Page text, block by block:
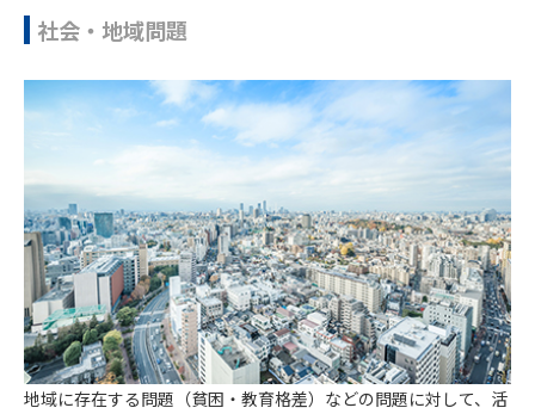
社会・地域問題
地域に存在する問題（貧困・教育格差）などの問題に対して、活